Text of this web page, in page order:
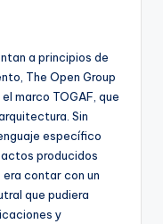
a principios de
The Open Group
marco TOGAF, que
Sin
específico
producidos
contar con un
que pudiera
y